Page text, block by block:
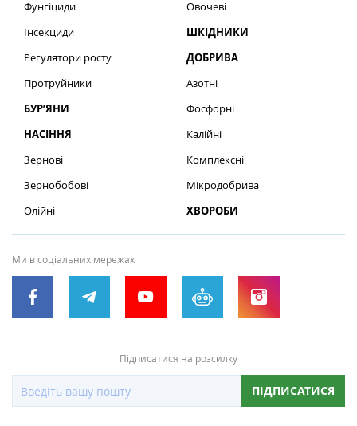
Фунгіциди
Інсекциди
Регулятори росту
Протруйники
БУР’ЯНИ
НАСІННЯ
Зернові
Зернобобові
Олійні
Овочеві
ШКІДНИКИ
ДОБРИВА
Азотні
Фосфорні
Калійні
Комплексні
Мікродобрива
ХВОРОБИ
Ми в соціальних мережах
Підписатися на розсилку
ПІДПИСАТИСЯ